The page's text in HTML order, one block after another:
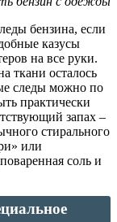
бензина, если
казусы
на все руки.
ткани осталось
следы можно по
практически
запах –
стирального
или
соль и